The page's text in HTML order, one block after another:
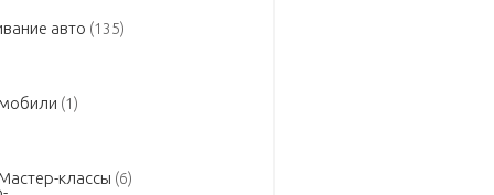
авто (135)
(1)
классы (6)